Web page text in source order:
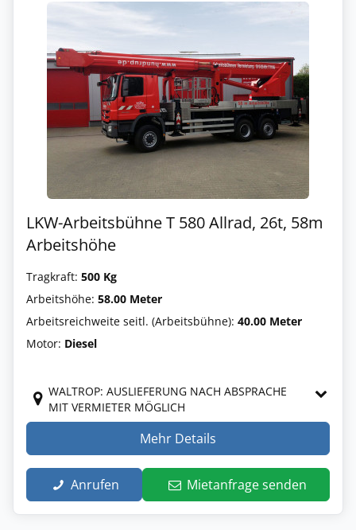
LKW-Arbeitsbühne T 580 Allrad, 26t, 58m
Arbeitshöhe
Tragkraft: 500 Kg
Arbeitshöhe: 58.00 Meter
Arbeitsreichweite seitl. (Arbeitsbühne): 40.00 Meter
Motor: Diesel
WALTROP: AUSLIEFERUNG NACH ABSPRACHE
MIT VERMIETER MÖGLICH
Mehr Details
Anrufen Mietanfrage senden